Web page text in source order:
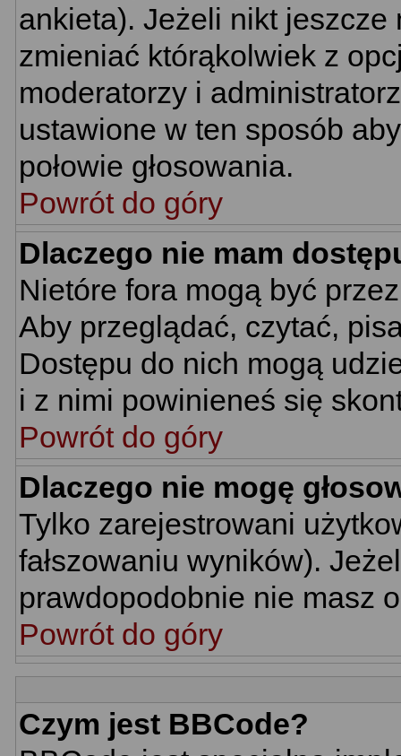
ankieta). Jeżeli nikt jeszcze
zmieniać którąkolwiek z
moderatorzy i
ustawione w ten sposób
połowie głosowania.
Powrót do góry
Dlaczego nie mam
Nietóre fora mogą być
Aby przeglądać, czytać,
Dostępu do nich mogą
i z nimi powinieneś się
Powrót do góry
Dlaczego nie mogę
Tylko zarejestrowani
fałszowaniu wyników).
prawdopodobnie nie masz
Powrót do góry
Czym jest BBCode?